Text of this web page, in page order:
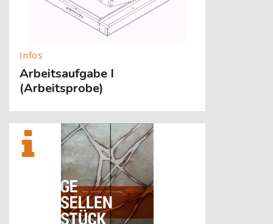
Arbeitsaufgabe I
(Arbeitsprobe)
[Cocoon] About (Text with Image) überspringen